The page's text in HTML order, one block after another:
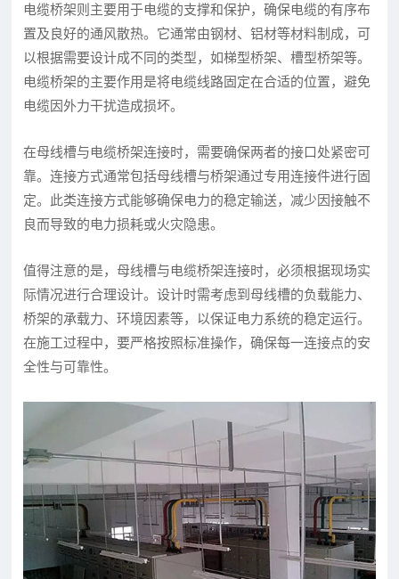
电缆桥架则主要用于电缆的支撑和保护，确保电缆的有序布
置及良好的通风散热。它通常由钢材、铝材等材料制成，可
以根据需要设计成不同的类型，如梯型桥架、槽型桥架等。
电缆桥架的主要作用是将电缆线路固定在合适的位置，避免
电缆因外力干扰造成损坏。
在母线槽与电缆桥架连接时，需要确保两者的接口处紧密可
靠。连接方式通常包括母线槽与桥架通过专用连接件进行固
定。此类连接方式能够确保电力的稳定输送，减少因接触不
良而导致的电力损耗或火灾隐患。
值得注意的是，母线槽与电缆桥架连接时，必须根据现场实
际情况进行合理设计。设计时需考虑到母线槽的负载能力、
桥架的承载力、环境因素等，以保证电力系统的稳定运行。
在施工过程中，要严格按照标准操作，确保每一连接点的安
全性与可靠性。